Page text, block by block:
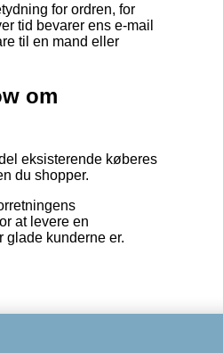
for ordren, for
tid bevarer ens e-mail
til en mand eller
om
eksisterende køberes
du shopper.
at levere en
glade kunderne er.